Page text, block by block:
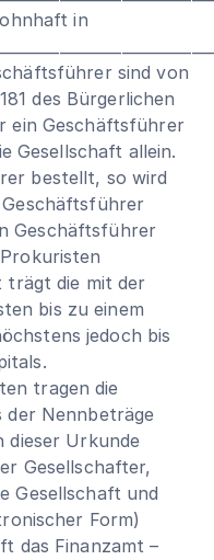
in
sind von
des Bürgerlichen
ein Geschäftsführer
Gesellschaft allein.
bestellt, so wird
Geschäftsführer
trägt die mit der
bis zu einem
jedoch bis
tragen die
der Nennbeträge
dieser Urkunde
Gesellschafter,
Gesellschaft und
Form)
das Finanzamt –